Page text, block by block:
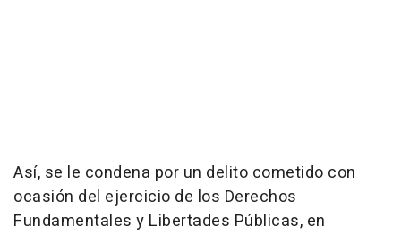
Así, se le condena por un delito cometido con
ocasión del ejercicio de los Derechos
Fundamentales y Libertades Públicas, en